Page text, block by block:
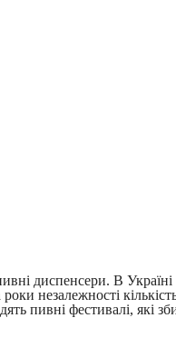
диспенсери. В
незалежності
пивні фестивалі, які